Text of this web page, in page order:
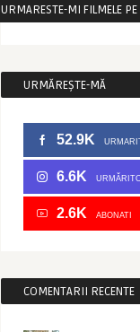
URMARESTE-MI FILMELE
URMĂREȘTE-MĂ
52.9K
6.6K
2.6K ABONATI
COMENTARII RECENTE